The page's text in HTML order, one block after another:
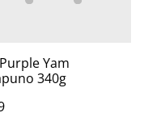
Yam
340g